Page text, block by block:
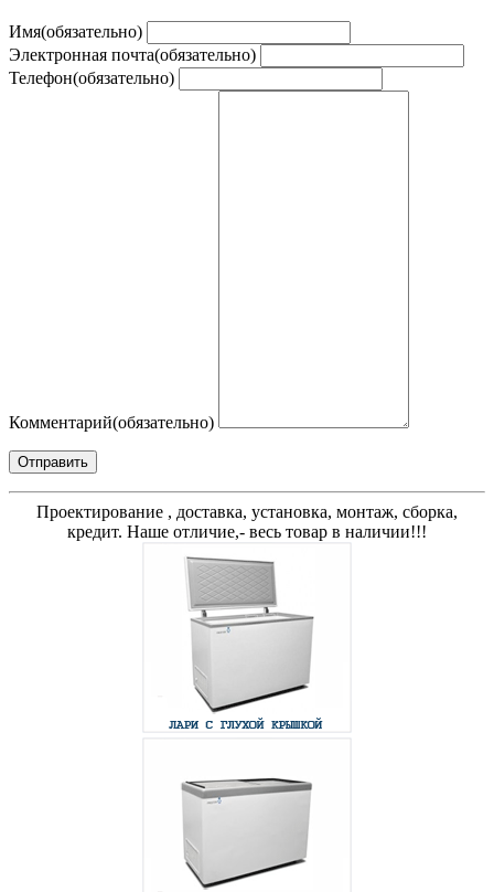
Имя(обязательно)
Электронная почта(обязательно)
Телефон(обязательно)
Комментарий(обязательно)
Отправить
Проектирование , доставка, установка, монтаж, сборка,
кредит. Наше отличие,- весь товар в наличии!!!